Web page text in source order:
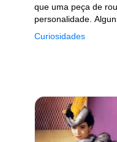
Curiosidades
que uma peça de
personalidade.
de aparecerem em
novas modas,
réplicas mais baratas.